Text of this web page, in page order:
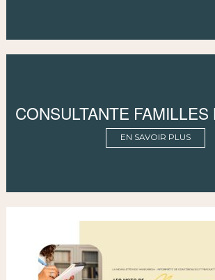
CONSULTANTE
EN SAVOIR PLUS